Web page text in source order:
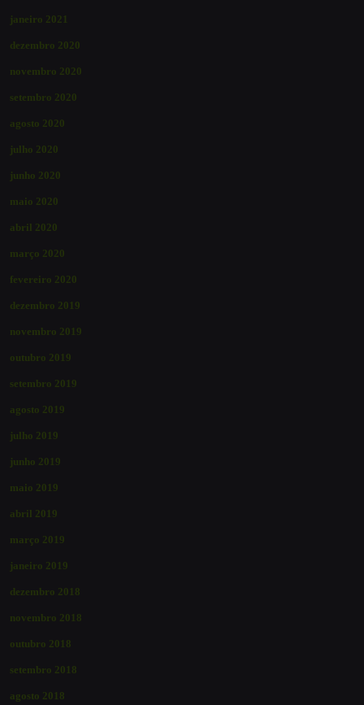
janeiro 2021
dezembro 2020
novembro 2020
setembro 2020
agosto 2020
julho 2020
junho 2020
maio 2020
abril 2020
março 2020
fevereiro 2020
dezembro 2019
novembro 2019
outubro 2019
setembro 2019
agosto 2019
julho 2019
junho 2019
maio 2019
abril 2019
março 2019
janeiro 2019
dezembro 2018
novembro 2018
outubro 2018
setembro 2018
agosto 2018